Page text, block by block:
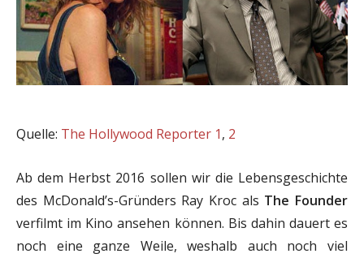
Quelle: The Hollywood Reporter 1, 2
Ab dem Herbst 2016 sollen wir die Lebensgeschichte
des McDonald’s-Gründers Ray Kroc als The Founder
verfilmt im Kino ansehen können. Bis dahin dauert es
noch eine ganze Weile, weshalb auch noch viel